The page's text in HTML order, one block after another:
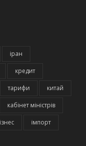
іран
кредит
тарифи китай
кабінет міністрів
імпорт